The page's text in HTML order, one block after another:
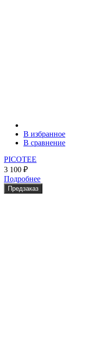
В избранное
В сравнение
PICOTEE
3 100 ₽
Подробнее
Предзаказ